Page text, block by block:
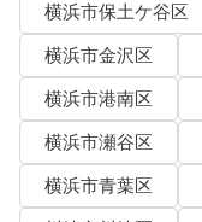
横浜市保土ケ谷区
横浜市金沢区
横浜市港南区
横浜市瀬谷区
横浜市青葉区